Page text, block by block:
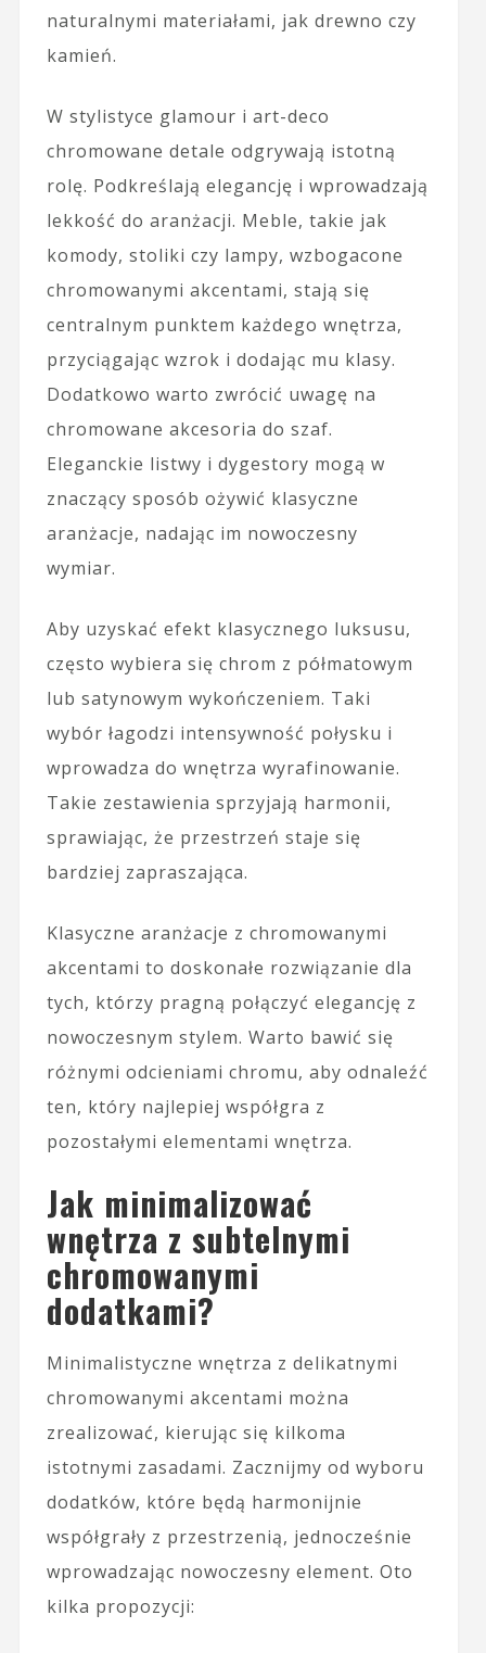
naturalnymi materiałami, jak drewno czy
kamień.
W stylistyce glamour i art-deco
chromowane detale odgrywają istotną
rolę. Podkreślają elegancję i wprowadzają
lekkość do aranżacji. Meble, takie jak
komody, stoliki czy lampy, wzbogacone
chromowanymi akcentami, stają się
centralnym punktem każdego wnętrza,
przyciągając wzrok i dodając mu klasy.
Dodatkowo warto zwrócić uwagę na
chromowane akcesoria do szaf.
Eleganckie listwy i dygestory mogą w
znaczący sposób ożywić klasyczne
aranżacje, nadając im nowoczesny
wymiar.
Aby uzyskać efekt klasycznego luksusu,
często wybiera się chrom z półmatowym
lub satynowym wykończeniem. Taki
wybór łagodzi intensywność połysku i
wprowadza do wnętrza wyrafinowanie.
Takie zestawienia sprzyjają harmonii,
sprawiając, że przestrzeń staje się
bardziej zapraszająca.
Klasyczne aranżacje z chromowanymi
akcentami to doskonałe rozwiązanie dla
tych, którzy pragną połączyć elegancję z
nowoczesnym stylem. Warto bawić się
różnymi odcieniami chromu, aby odnaleźć
ten, który najlepiej współgra z
pozostałymi elementami wnętrza.
Jak minimalizować
wnętrza z subtelnymi
chromowanymi
dodatkami?
Minimalistyczne wnętrza z delikatnymi
chromowanymi akcentami można
zrealizować, kierując się kilkoma
istotnymi zasadami. Zacznijmy od wyboru
dodatków, które będą harmonijnie
współgrały z przestrzenią, jednocześnie
wprowadzając nowoczesny element. Oto
kilka propozycji: